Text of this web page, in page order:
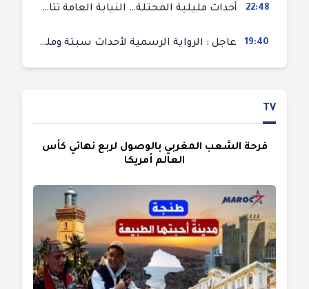
22:48 أحداث مليلية المحتلة… النيابة العامة تتابع 50 متورطا في محاولة اقتحام السياح الحدودي بتهم ثقيلة
19:40 عاجل : الرواية الرسمية لأحداث سبتة ومليلية المحتلتين (وزارة الداخلية)
TV
فرحة الشعب المغربي بالوصول لربع نهائي كأس
العالم أمريكا